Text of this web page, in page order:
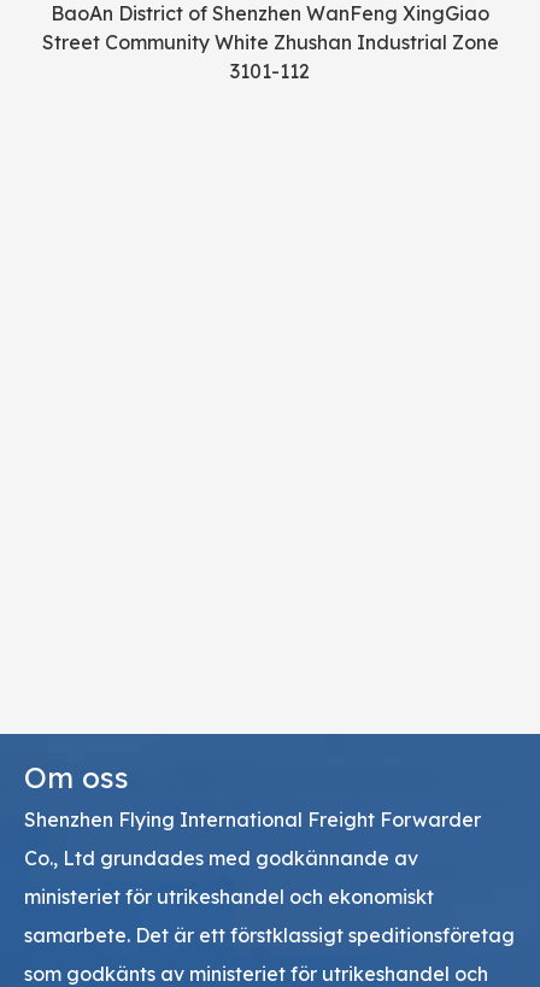
BaoAn District of Shenzhen WanFeng XingGiao
Street Community White Zhushan Industrial Zone
3101-112
Om oss
Shenzhen Flying International Freight Forwarder
Co., Ltd grundades med godkännande av
ministeriet för utrikeshandel och ekonomiskt
samarbete. Det är ett förstklassigt speditionsföretag
som godkänts av ministeriet för utrikeshandel och